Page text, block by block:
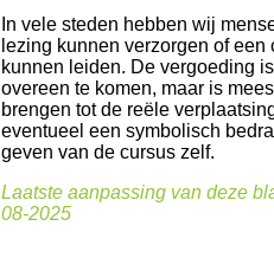
In vele steden hebben wij
lezing kunnen verzorgen of een
kunnen leiden. De vergoeding
overeen te komen, maar is
brengen tot de reële
eventueel een symbolisch
geven van de cursus zelf.
Laatste aanpassing van deze
08-2025